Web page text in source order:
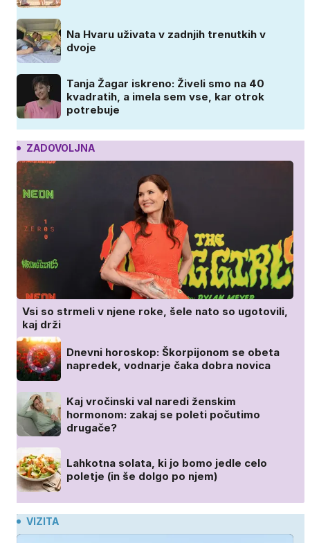
Na Hvaru uživata v zadnjih trenutkih v
dvoje
Tanja Žagar iskreno: Živeli smo na 40
kvadratih, a imela sem vse, kar otrok
potrebuje
ZADOVOLJNA
Vsi so strmeli v njene roke, šele nato so ugotovili,
kaj drži
Dnevni horoskop: Škorpijonom se obeta
napredek, vodnarje čaka dobra novica
Kaj vročinski val naredi ženskim
hormonom: zakaj se poleti počutimo
drugače?
Lahkotna solata, ki jo bomo jedle celo
poletje (in še dolgo po njem)
VIZITA